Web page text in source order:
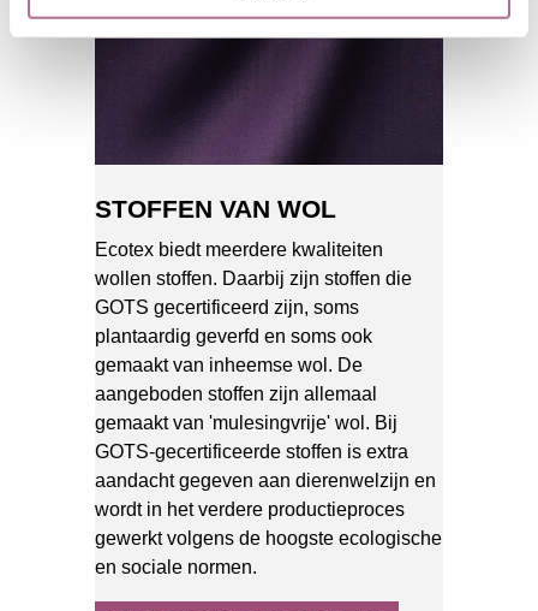
STOFFEN VAN WOL
Ecotex biedt meerdere kwaliteiten
wollen stoffen. Daarbij zijn stoffen die
GOTS gecertificeerd zijn, soms
plantaardig geverfd en soms ook
gemaakt van inheemse wol. De
aangeboden stoffen zijn allemaal
gemaakt van 'mulesingvrije' wol. Bij
GOTS-gecertificeerde stoffen is extra
aandacht gegeven aan dierenwelzijn en
wordt in het verdere productieproces
gewerkt volgens de hoogste ecologische
en sociale normen.